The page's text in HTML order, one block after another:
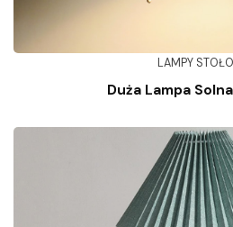
LAMPY
Duża Lampa